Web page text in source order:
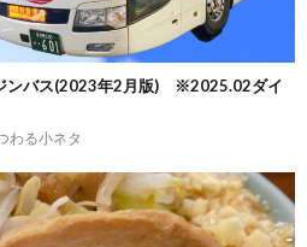
ンバス(2023年2月版) ※2025.02ダイ
わる小ネタ